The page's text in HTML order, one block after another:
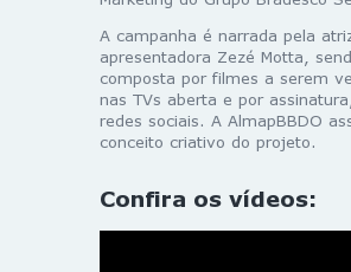
A campanha é narrada pela
apresentadora Zezé Motta,
composta por filmes a serem
nas TVs aberta e por
redes sociais. A AlmapBBDO
conceito criativo do projeto.
Confira os vídeos: